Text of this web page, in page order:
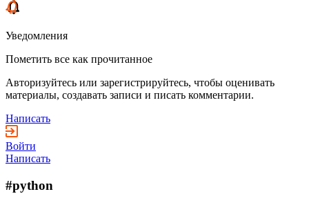
Уведомления
Пометить все как прочитанное
Авторизуйтесь или зарегистрируйтесь, чтобы оценивать
материалы, создавать записи и писать комментарии.
Написать
Войти
Написать
#python